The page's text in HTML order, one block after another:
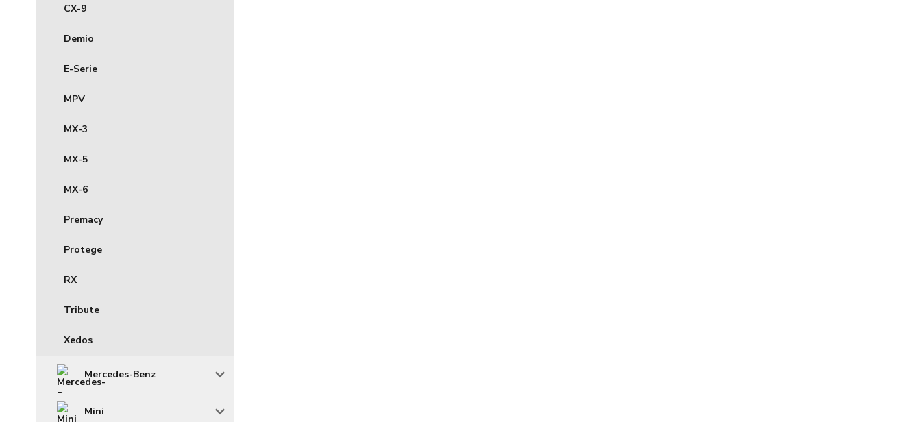
CX-9
Demio
E-Serie
MPV
MX-3
MX-5
MX-6
Premacy
Protege
RX
Tribute
Xedos
Mercedes-Benz
Mini